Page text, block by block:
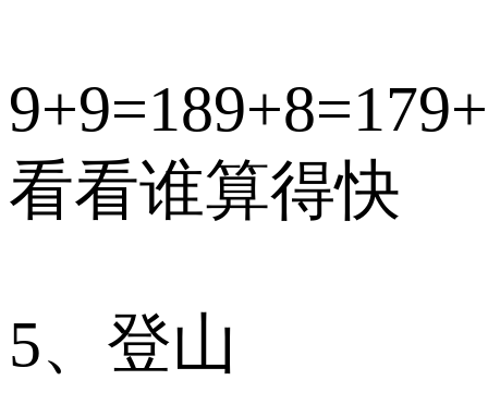
看看谁算得快
5、登山